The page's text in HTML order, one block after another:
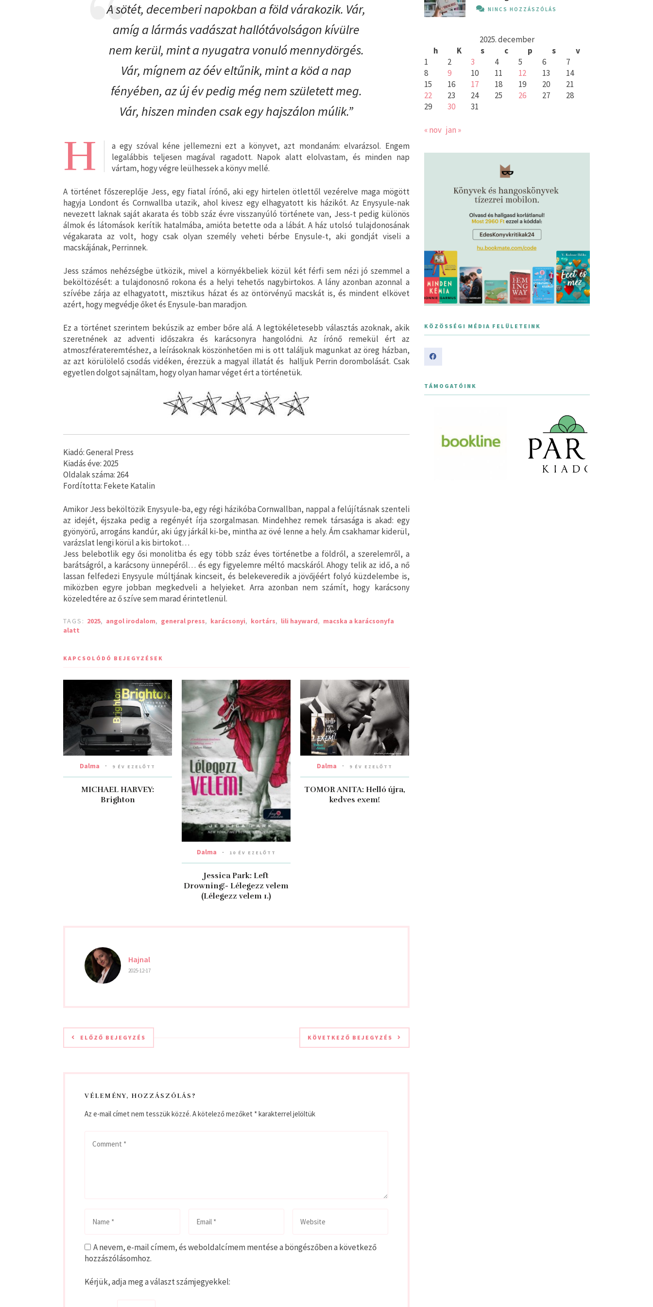
A sötét, decemberi napokban a föld várakozik. Vár,
amíg a lármás vadászat hallótávolságon kívülre
nem kerül, mint a nyugatra vonuló mennydörgés.
Vár, mígnem az óév eltűnik, mint a köd a nap
fényében, az új év pedig még nem született meg.
Vár, hiszen minden csak egy hajszálon múlik.”
H
a egy szóval kéne jellemezni ezt a könyvet, azt mondanám: elvarázsol. Engem
legalábbis teljesen magával ragadott. Napok alatt elolvastam, és minden nap
vártam, hogy végre leülhessek a könyv mellé.
A történet főszereplője Jess, egy fiatal írónő, aki egy hirtelen ötlettől vezérelve maga mögött
hagyja Londont és Cornwallba utazik, ahol kivesz egy elhagyatott kis házikót. Az Enysyule-nak
nevezett laknak saját akarata és több száz évre visszanyúló története van, Jess-t pedig különös
álmok és látomások kerítik hatalmába, amióta betette oda a lábát. A ház utolsó tulajdonosának
végakarata az volt, hogy csak olyan személy veheti bérbe Enysule-t, aki gondját viseli a
macskájának, Perrinnek.
Jess számos nehézségbe ütközik, mivel a környékbeliek közül két férfi sem nézi jó szemmel a
beköltözését: a tulajdonosnő rokona és a helyi tehetős nagybirtokos. A lány azonban azonnal a
szívébe zárja az elhagyatott, misztikus házat és az öntörvényű macskát is, és mindent elkövet
azért, hogy megvédje őket és Enysule-ban maradjon.
Ez a történet szerintem bekúszik az ember bőre alá. A legtökéletesebb választás azoknak, akik
szeretnének az adventi időszakra és karácsonyra hangolódni. Az írónő remekül ért az
atmoszférateremtéshez, a leírásoknak köszönhetően mi is ott találjuk magunkat az öreg házban,
az azt körülölelő csodás vidéken, érezzük a magyal illatát és halljuk Perrin dorombolását. Csak
egyetlen dolgot sajnáltam, hogy olyan hamar véget ért a történetük.
Kiadó: General Press
Kiadás éve: 2025
Oldalak száma: 264
Fordította: Fekete Katalin
Amikor Jess beköltözik Enysyule-ba, egy régi házikóba Cornwallban, nappal a felújításnak szenteli
az idejét, éjszaka pedig a regényét írja szorgalmasan. Mindehhez remek társasága is akad: egy
gyönyörű, arrogáns kandúr, aki úgy járkál ki-be, mintha az övé lenne a hely. Ám csakhamar kiderül,
varázslat lengi körül a kis birtokot…
Jess belebotlik egy ősi monolitba és egy több száz éves történetbe a földről, a szerelemről, a
barátságról, a karácsony ünnepéről… és egy figyelemre méltó macskáról. Ahogy telik az idő, a nő
lassan felfedezi Enysyule múltjának kincseit, és belekeveredik a jövőjéért folyó küzdelembe is,
miközben egyre jobban megkedveli a helyieket. Arra azonban nem számít, hogy karácsony
közeledtére az ő szíve sem marad érintetlenül.
TAGS: 2025, angol irodalom, general press, karácsonyi, kortárs, lili hayward, macska a karácsonyfa
alatt
KAPCSOLÓDÓ BEJEGYZÉSEK
Dalma 9 ÉV EZELŐTT
MICHAEL HARVEY:
Brighton
Dalma 10 ÉV EZELŐTT
Jessica Park: Left
Drowning!- Lélegezz velem
(Lélegezz velem 1.)
Dalma 9 ÉV EZELŐTT
TOMOR ANITA: Helló újra,
kedves exem!
Hajnal
2025-12-17
ELŐZŐ BEJEGYZÉS KÖVETKEZŐ BEJEGYZÉS
VÉLEMÉNY, HOZZÁSZÓLÁS?
Az e-mail címet nem tesszük közzé. A kötelező mezőket *karakterrel jelöltük
A nevem, e-mail címem, és weboldalcímem mentése a böngészőben a következő
hozzászólásomhoz.
Kérjük, adja meg a választ számjegyekkel:
NINCS HOZZÁSZÓLÁS
2025. december
h
K s c p s
v
1
2 3 4 5 6
7
8
9 10 11 12 13
14
15
16 17 18 19 20
21
22
23 24 25 26 27
28
29
30 31
« nov jan »
KÖZÖSSÉGI MÉDIA FELÜLETEINK
TÁMOGATÓINK